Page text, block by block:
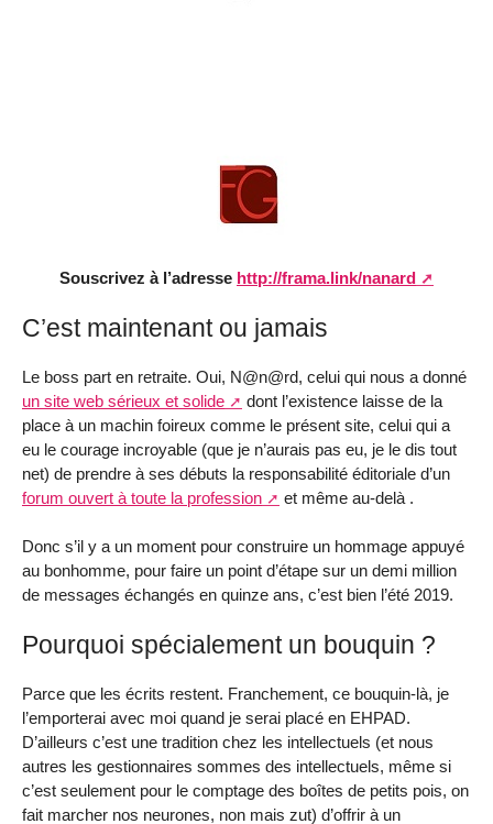
Souscrivez à l’adresse http://frama.link/nanard
C’est maintenant ou jamais
Le boss part en retraite. Oui, N@n@rd, celui qui nous a donné
un site web sérieux et solide
dont l’existence laisse de la
place à un machin foireux comme le présent site, celui qui a
eu le courage incroyable (que je n’aurais pas eu, je le dis tout
net) de prendre à ses débuts la responsabilité éditoriale d’un
forum ouvert à toute la profession
et même au-delà .
Donc s’il y a un moment pour construire un hommage appuyé
au bonhomme, pour faire un point d’étape sur un demi million
de messages échangés en quinze ans, c’est bien l’été 2019.
Pourquoi spécialement un bouquin ?
Parce que les écrits restent. Franchement, ce bouquin-là, je
l’emporterai avec moi quand je serai placé en EHPAD.
D’ailleurs c’est une tradition chez les intellectuels (et nous
autres les gestionnaires sommes des intellectuels, même si
c’est seulement pour le comptage des boîtes de petits pois, on
fait marcher nos neurones, non mais zut) d’offrir à un